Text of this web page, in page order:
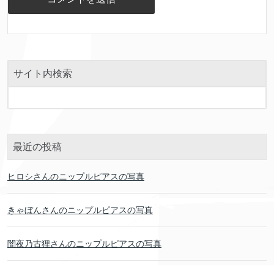
サイト内検索
最近の投稿
ヒロシさんのニップルピアスの写真
きゃぼんさんのニップルピアスの写真
闇夜乃古狸さんのニップルピアスの写真